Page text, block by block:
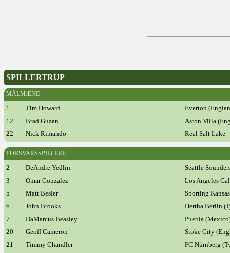
SPILLERTRUP
MÅLMÆND
1 Tim Howard
Everton
12
Brad Guzan
Aston Villa
22
Nick Rimando Real Salt Lake
FORSVARSSPILLERE
2 DeAndre Yedlin
Seattle
3
Omar Gonzalez
Los Angeles
5
Matt Besler
Sporting
6
John Brooks
Hertha Berlin
7
DaMarcus Beasley
Puebla
20
Geoff Cameron
Stoke City
21
Timmy Chandler
FC Nürnberg